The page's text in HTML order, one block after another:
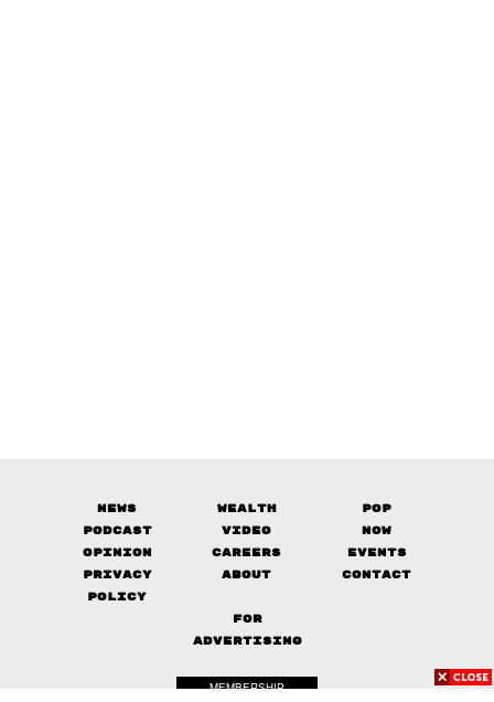
News Wealth
Pop
Podcast
Video
Now
Opinion
Careers
Events
Privacy
Policy
About Contact
FOR
ADVERTISING
MEMBERSHIP